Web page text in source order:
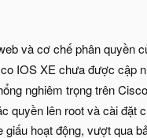
và cơ chế phân quyền
IOS XE chưa được cập
nghiêm trọng trên
quyền lên root và cài
hoạt động, vượt qua